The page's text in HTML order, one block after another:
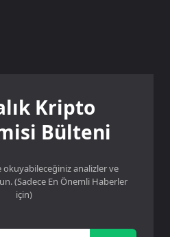
Kripto
Bülteni
analizler ve
(Sadece En Önemli Haberler
için)